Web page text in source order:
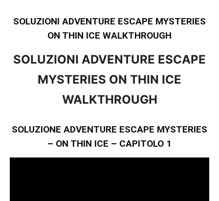
SOLUZIONI ADVENTURE ESCAPE MYSTERIES
ON THIN ICE WALKTHROUGH
SOLUZIONI ADVENTURE ESCAPE
MYSTERIES ON THIN ICE
WALKTHROUGH
SOLUZIONE ADVENTURE ESCAPE MYSTERIES
– ON THIN ICE – CAPITOLO 1